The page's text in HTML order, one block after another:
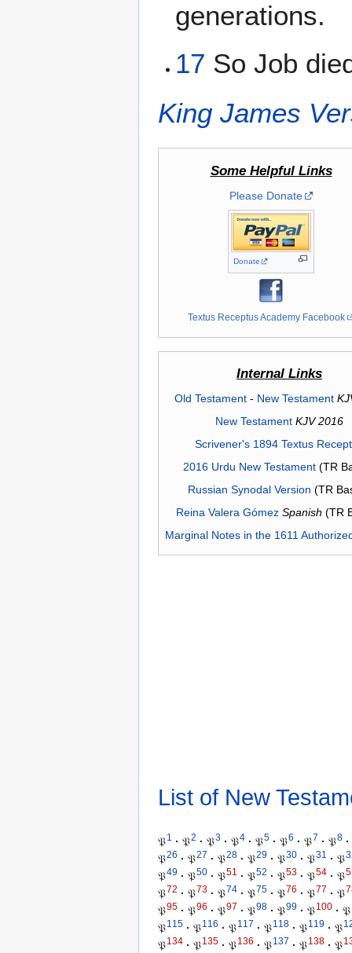
generations.
17 So Job
King James
Some Helpful Links
Please Donate
Donate
Textus Receptus Academy Facebook
Internal Links
Old Testament- New Testament
New Testament KJV 2016
Scrivener's 1894 Textus
2016 Urdu New Testament(TR
Russian Synodal Version (TR
Reina Valera Gómez Spanish (TR
Marginal Notes in the 1611
List of New
𝔓1 · 𝔓2 · 𝔓3 · 𝔓4 · 𝔓5 · 𝔓6 · 𝔓7 · 𝔓8 ·
𝔓26 · 𝔓27 · 𝔓28 · 𝔓29 · 𝔓30 · 𝔓31 · 𝔓
𝔓49 · 𝔓50 · 𝔓51 · 𝔓52 · 𝔓53 · 𝔓54 · 𝔓
𝔓72 · 𝔓73 · 𝔓74 · 𝔓75 · 𝔓76 · 𝔓77 · 𝔓
𝔓95 · 𝔓96 · 𝔓97 · 𝔓98 · 𝔓99 · 𝔓100 · 𝔓
𝔓115 · 𝔓116 · 𝔓117 · 𝔓118 · 𝔓119 · 𝔓
𝔓134 · 𝔓135 · 𝔓136 · 𝔓137 · 𝔓138 · 𝔓